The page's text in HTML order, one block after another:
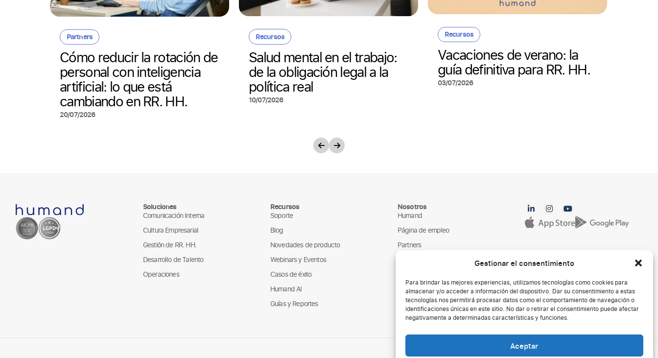
Gestionar el consentimiento
Para brindar las mejores experiencias, utilizamos tecnologías como cookies para
almacenar y/o acceder a información del dispositivo. Dar su consentimiento a estas
tecnologías nos permitirá procesar datos como el comportamiento de navegación o
identificaciones únicas en este sitio. No dar o retirar el consentimiento puede afectar
negativamente a determinadas características y funciones.
Aceptar
Partners
Cómo reducir la rotación de
personal con inteligencia
artificial: lo que está
cambiando en RR. HH.
20/07/2026
Recursos
Salud mental en el trabajo:
de la obligación legal a la
política real
10/07/2026
Recursos
Vacaciones de verano: la
guía definitiva para RR. HH.
03/07/2026
Soluciones
Comunicación Interna
Cultura Empresarial
Gestión de RR. HH.
Desarrollo de Talento
Operaciones
Recursos
Soporte
Blog
Novedades de producto
Webinars y Eventos
Casos de éxito
Humand AI
Guías y Reportes
Nosotros
Humand
Página de empleo
Partners